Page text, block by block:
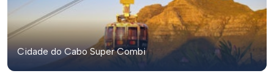
Cidade do Cabo Super Combi